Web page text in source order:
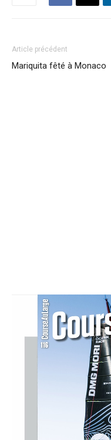
Article précédent
Mariquita fêté à Monaco